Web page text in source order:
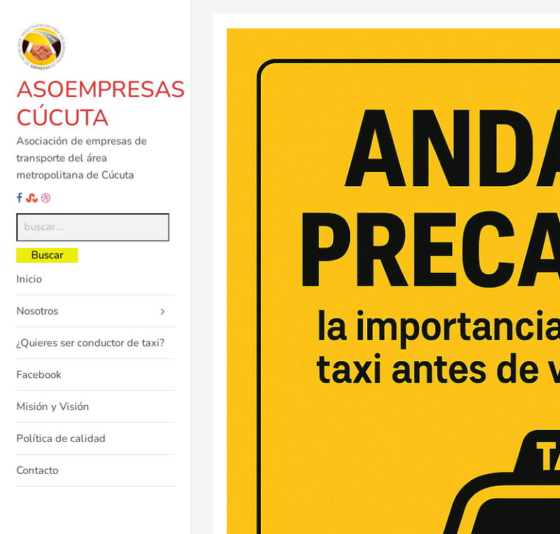
contenido
ASOEMPRESAS
CÚCUTA
Asociación de empresas de
transporte del área
metropolitana de Cúcuta
Inicio
Nosotros
¿Quieres ser conductor de taxi?
Facebook
Misión y Visión
Política de calidad
Contacto